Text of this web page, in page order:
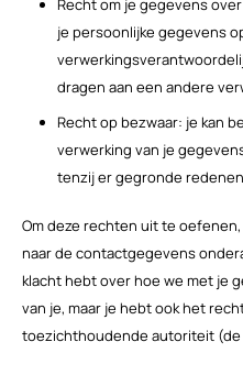
Recht om je gegevens
je persoonlijke gegevens
dragen aan een andere
Recht op bezwaar: je kan
verwerking van je
tenzij er gegronde
Om deze rechten uit te
naar de contactgegevens
klacht hebt over hoe we met je
van je, maar je hebt ook het
toezichthoudende autoriteit